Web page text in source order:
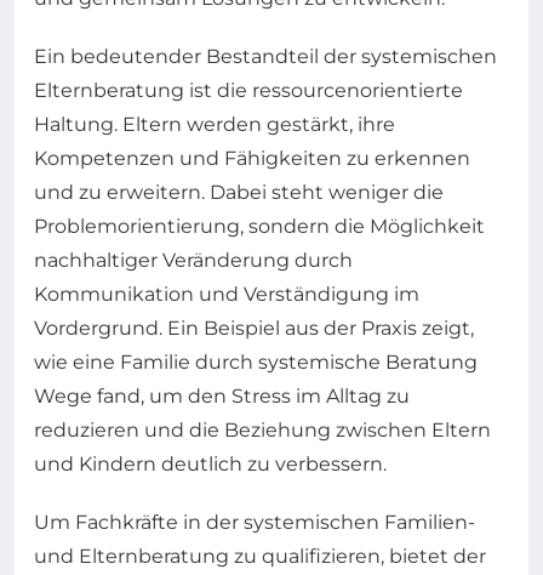
Ein bedeutender Bestandteil der systemischen
Elternberatung ist die ressourcenorientierte
Haltung. Eltern werden gestärkt, ihre
Kompetenzen und Fähigkeiten zu erkennen
und zu erweitern. Dabei steht weniger die
Problemorientierung, sondern die Möglichkeit
nachhaltiger Veränderung durch
Kommunikation und Verständigung im
Vordergrund. Ein Beispiel aus der Praxis zeigt,
wie eine Familie durch systemische Beratung
Wege fand, um den Stress im Alltag zu
reduzieren und die Beziehung zwischen Eltern
und Kindern deutlich zu verbessern.
Um Fachkräfte in der systemischen Familien-
und Elternberatung zu qualifizieren, bietet der